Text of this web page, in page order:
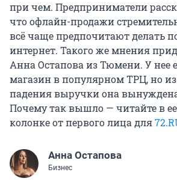
при чем. Предприниматели
что офлайн-продажи
всё чаще предпочитают делать
интернет. Такого же мнения
Анна Остапова из Тюмени. У нее
магазин в популярном ТРЦ, но
падения выручки она
Почему так вышло — читайте в
колонке от первого лица для
Анна Остапова
Бизнес